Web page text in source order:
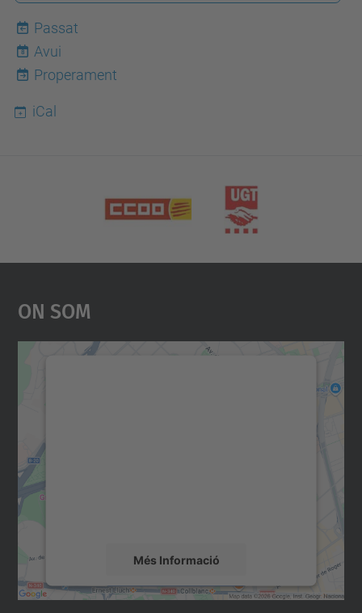
Passat
8
Avui
Properament
iCal
On Som
Més Informació
Accepta